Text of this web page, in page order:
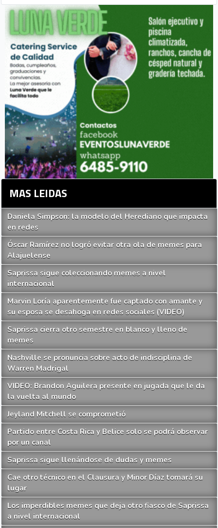
MAS LEIDAS
Daniela Simpson: la modelo del Herediano que impacta
en redes
Óscar Ramírez no logró evitar otra ola de memes para
Alajuelense
Saprissa sigue coleccionando memes a nivel
internacional
Marvin Loría aparentemente fue captado con amante y
su esposa se desahoga en redes sociales (VIDEO)
Saprissa cierra otro semestre en blanco y lleno de
memes
Nashville se pronuncia sobre acto de indisciplina de
Warren Madrigal
VIDEO: Brandon Aguilera presente en jugada que le da
la vuelta al mundo
Jeyland Mitchell se comprometió
Partido entre Costa Rica y Belice solo se podrá observar
por un canal
Saprissa sigue llenándose de dudas y memes
Cae otro técnico en el Clausura y Minor Díaz tomará su
lugar
Los imperdibles memes que deja otro fiasco de Saprissa
a nivel internacional